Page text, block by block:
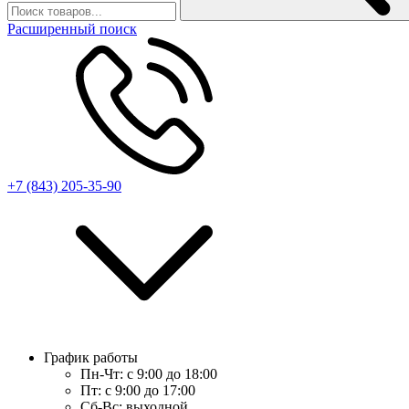
Расширенный поиск
+7 (843) 205-35-90
График работы
Пн-Чт: с 9:00 до 18:00
Пт: с 9:00 до 17:00